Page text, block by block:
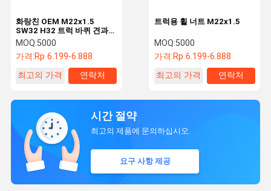
화랑친 OEM M22x1.5
SW32 H32 트럭 바퀴 견과류
차량용 사용자 정의 부품
MOQ:5000
가격:Rp 6.199-6.888
최고의 가격
연락처
트럭용 휠 너트 M22x1.5
MOQ:5000
가격:Rp 6.199-6.888
최고의 가격
연락처
시간 절약
최고의 제품에 문의하십시오.
요구 사항 제공